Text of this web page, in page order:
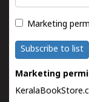
Marketing
Subscribe to list
Marketing